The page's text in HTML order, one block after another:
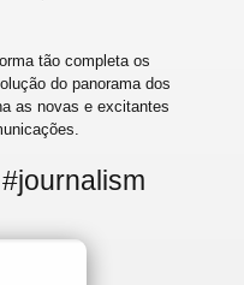
tão completa os
do panorama dos
as novas e excitantes